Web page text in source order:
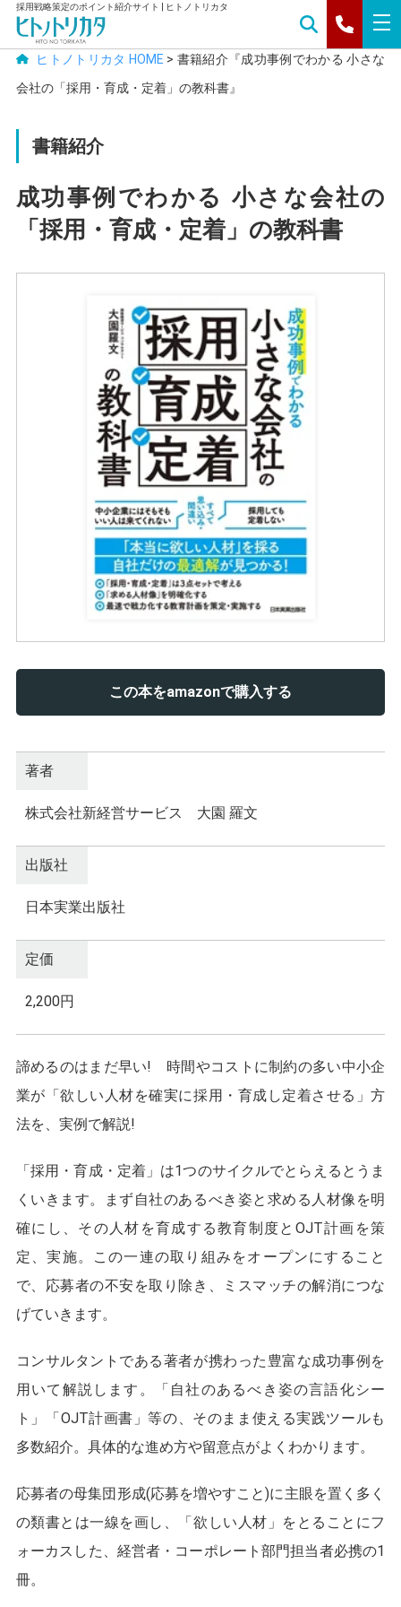
採用戦略策定のポイント紹介サイト | ヒトノトリカタ
ヒトノトリカタ HOME > 書籍紹介『成功事例でわかる 小さな
会社の「採用・育成・定着」の教科書』
書籍紹介
成功事例でわかる 小さな会社の
「採用・育成・定着」の教科書
この本をamazonで購入する
著者
株式会社新経営サービス 大園 羅文
出版社
日本実業出版社
定価
2,200円
諦めるのはまだ早い! 時間やコストに制約の多い中小企
業が「欲しい人材を確実に採用・育成し定着させる」方
法を、実例で解説!
「採用・育成・定着」は1つのサイクルでとらえるとうま
くいきます。まず自社のあるべき姿と求める人材像を明
確にし、その人材を育成する教育制度とOJT計画を策
定、実施。この一連の取り組みをオープンにすること
で、応募者の不安を取り除き、ミスマッチの解消につな
げていきます。
コンサルタントである著者が携わった豊富な成功事例を
用いて解説します。「自社のあるべき姿の言語化シー
ト」「OJT計画書」等の、そのまま使える実践ツールも
多数紹介。具体的な進め方や留意点がよくわかります。
応募者の母集団形成(応募を増やすこと)に主眼を置く多く
の類書とは一線を画し、「欲しい人材」をとることにフ
ォーカスした、経営者・コーポレート部門担当者必携の1
冊。